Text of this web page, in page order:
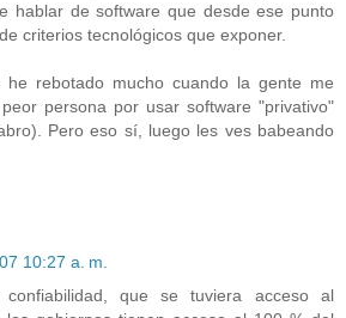
hablar de software que desde ese punto
criterios tecnológicos que exponer.
he rebotado mucho cuando la gente me
persona por usar software "privativo"
Pero eso sí, luego les ves babeando
10:27 a. m.
confiabilidad, que se tuviera acceso al